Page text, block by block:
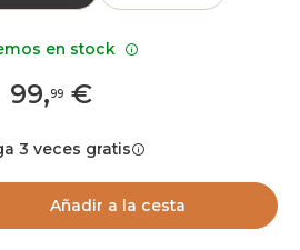
99,99 €
3 veces gratis
Añadir a la cesta